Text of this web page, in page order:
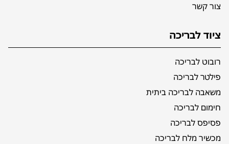
צור קשר
ציוד לבריכה
רובוט לבריכה
פילטר לבריכה
משאבה לבריכה ביתית
חימום לבריכה
פסיפס לבריכה
מכשיר מלח לבריכה